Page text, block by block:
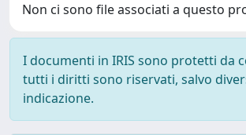
Non ci sono file associati a questo
I documenti in IRIS sono protetti da
tutti i diritti sono riservati, salvo
indicazione.